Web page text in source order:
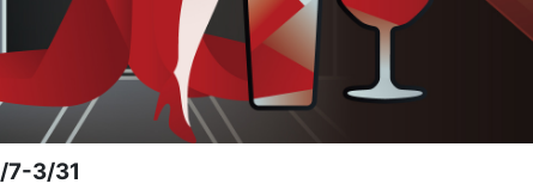
3/31